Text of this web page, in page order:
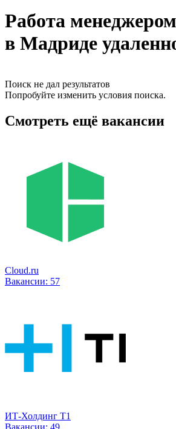
Работа
в Мадриде
Поиск не дал результатов
Попробуйте изменить условия поиска.
Смотреть ещё вакансии
Cloud.ru
Вакансии: 57
ИТ-Холдинг Т1
Вакансии: 49